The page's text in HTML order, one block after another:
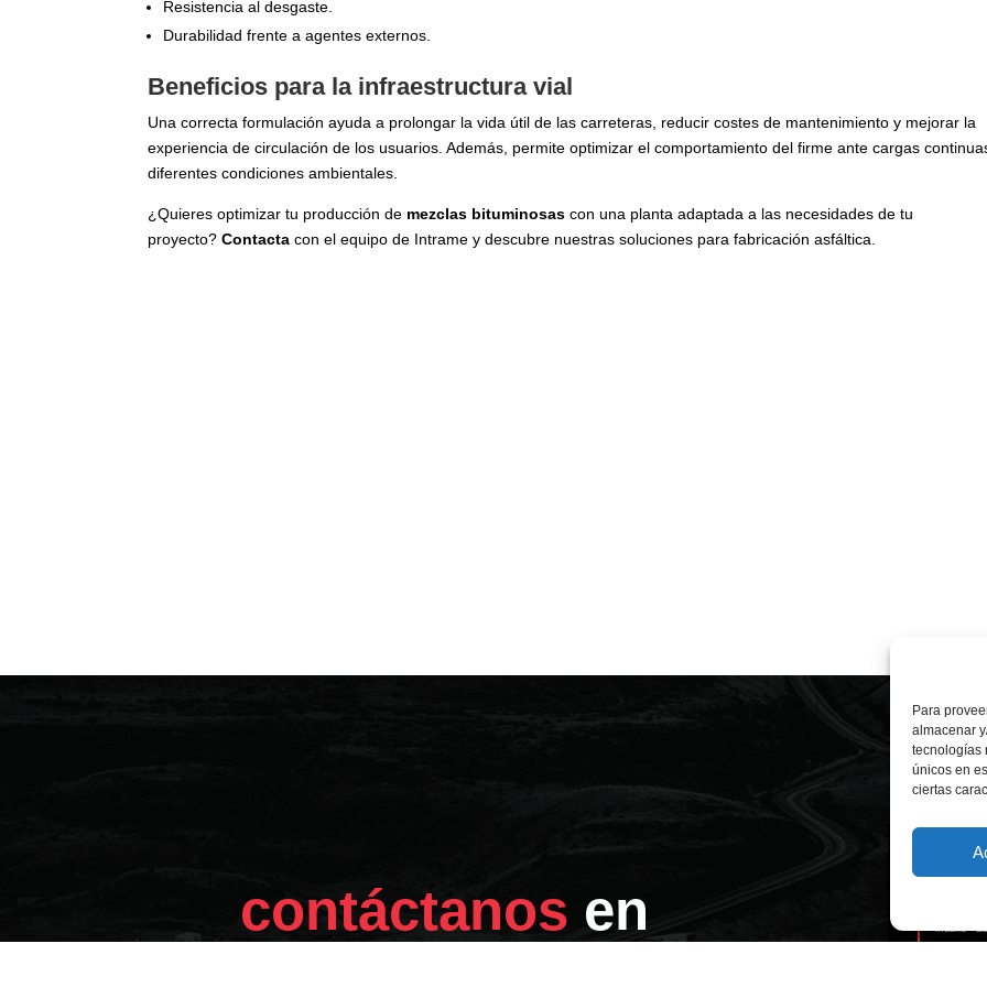
Para
almacenar
tecnologías
únicos en
ciertas
Resistencia al desgaste.
Durabilidad frente a agentes externos.
Beneficios para la infraestructura vial
Una correcta formulación ayuda a prolongar la vida útil de las carreteras, reducir costes de mantenimiento y mejorar la
experiencia de circulación de los usuarios. Además, permite optimizar el comportamiento del firme ante cargas
diferentes condiciones ambientales.
¿Quieres optimizar tu producción de mezclas bituminosas con una planta adaptada a las necesidades de tu
proyecto?Contacta con el equipo de Intrame y descubre nuestras soluciones para fabricación asfáltica.
contáctanos en Madrid -